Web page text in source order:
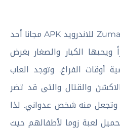
تحميل لعبة Zuma Deluxe 2026 للاندرويد APK مجانا أحد
ويحبها الكبار والصغار بغرض
أوقات الفراغ. وتوجد العاب
والقتال والتى قد تضر
وتجعل منه شخص عدواني. لذا
لعبة زوما لأطفالهم حيث